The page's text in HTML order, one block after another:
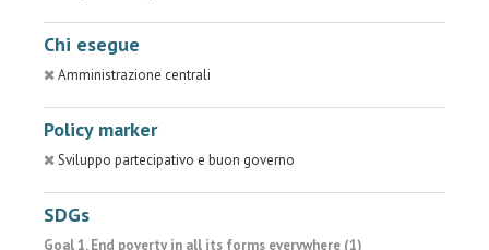
Chi esegue
Amministrazione centrali
Policy marker
Sviluppo partecipativo e buon governo
SDGs
Goal 1. End poverty in all its forms everywhere (1)